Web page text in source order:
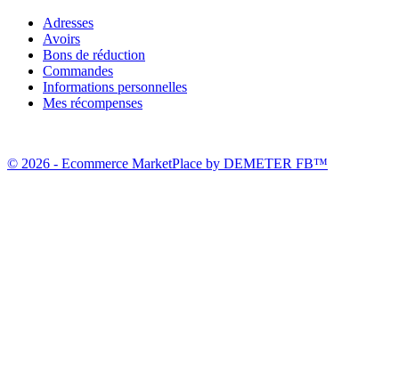
Adresses
Avoirs
Bons de réduction
Commandes
Informations personnelles
Mes récompenses
© 2026 - Ecommerce MarketPlace by DEMETER FB™